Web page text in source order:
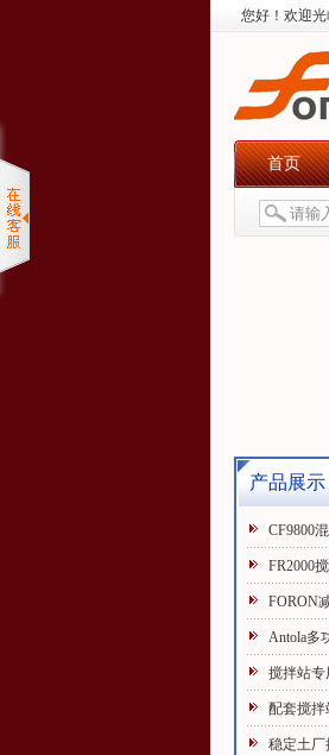
您好！欢迎光
首页
产品展示
CF9800
FR2000
FORON
Antola多
搅拌站专
配套搅拌
稳定土厂